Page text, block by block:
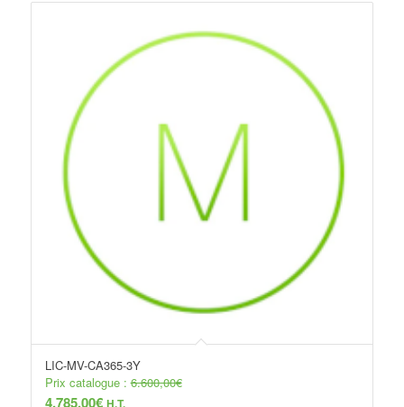
LIC-MV-CA365-3Y
Prix catalogue :6.600,00€
4.785,00€ H.T.